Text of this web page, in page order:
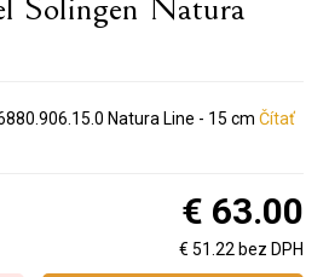
Solingen Natura
Natura Line - 15 cm Čítať
€ 63.00
€ 51.22 bez DPH